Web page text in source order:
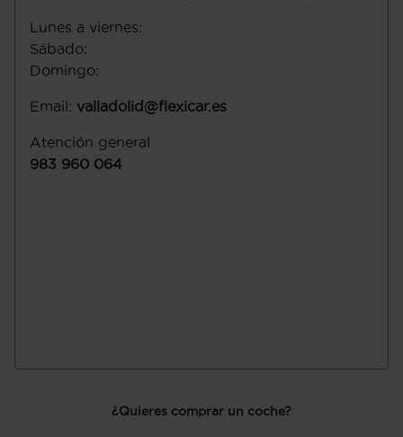
Lunes a viernes:
Sábado:
Domingo:
Email: valladolid@flexicar.es
Atención general
983 960 064
¿Quieres comprar un coche?